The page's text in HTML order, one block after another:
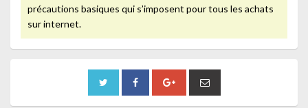
précautions basiques qui s’imposent pour tous les achats
sur internet.